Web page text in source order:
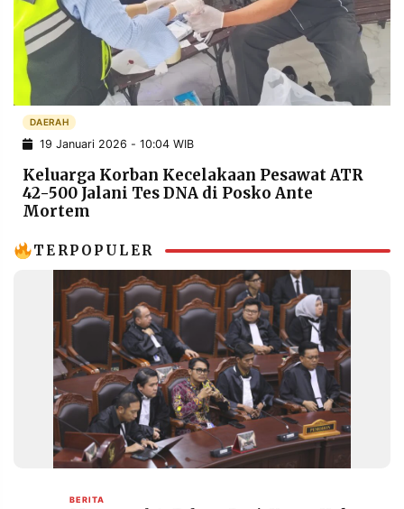
INFORMASI
PRIVACY BERITA
WARGA
INFORMASI
IKLAN
KIRIM
PENGADUAN TERM
SERVICE
IKUTI
RESOLUSI
MEDIA
DAERAH
19 Januari 2026 - 10:04 WIB
Keluarga Korban Kecelakaan Pesawat ATR
42-500 Jalani Tes DNA di Posko Ante
Mortem
TERPOPULER
BERITA